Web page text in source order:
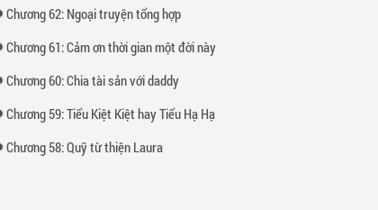
Chương 62: Ngoại truyện tổng hợp
Chương 61: Cảm ơn thời gian một đời này
Chương 60: Chia tài sản với daddy
Chương 59: Tiểu Kiệt Kiệt hay Tiểu Hạ Hạ
Chương 58: Quỹ từ thiện Laura